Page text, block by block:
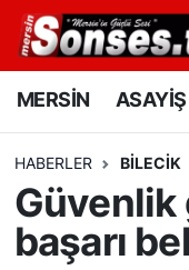
MERSİN ASAYİŞ
HABERLER BILECIK
Güvenlik
başarı
MERSİN
SPOR
GÜNÜN
Mersin
Mersin
Mersin Trafik